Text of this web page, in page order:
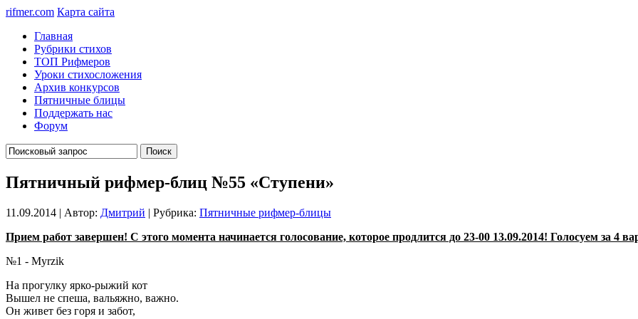
rifmer.com Карта сайта
Главная
Рубрики стихов
ТОП Рифмеров
Уроки стихосложения
Архив конкурсов
Пятничные блицы
Поддержать нас
Форум
Пятничный рифмер-блиц №55 «Ступени»
11.09.2014 | Автор: Дмитрий | Рубрика: Пятничные рифмер-блицы
Прием работ завершен! С этого момента начинается голосование, которое продлится до 23-00 13.09.2014! Голосуем за 4
№1 - Myrzik
На прогулку ярко-рыжий кот
Вышел не спеша, вальяжно, важно.
Он живет без горя и забот,